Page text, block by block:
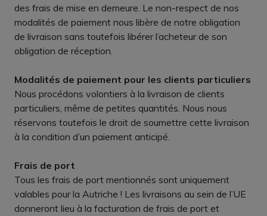
des frais de mise en demeure. Le non-respect de nos
modalités de paiement nous libère de notre obligation
de livraison sans toutefois libérer l’acheteur de son
obligation de réception.
Modalités de paiement pour les clients particuliers
Nous procédons volontiers à la livraison de clients
particuliers, même de petites quantités. Nous nous
réservons toutefois le droit de soumettre cette livraison
à la condition d’un paiement anticipé.
Frais de port
Tous les frais de port mentionnés sont uniquement
valables pour la Autriche ! Les livraisons au sein de l’UE
donneront lieu à la facturation de frais de port et